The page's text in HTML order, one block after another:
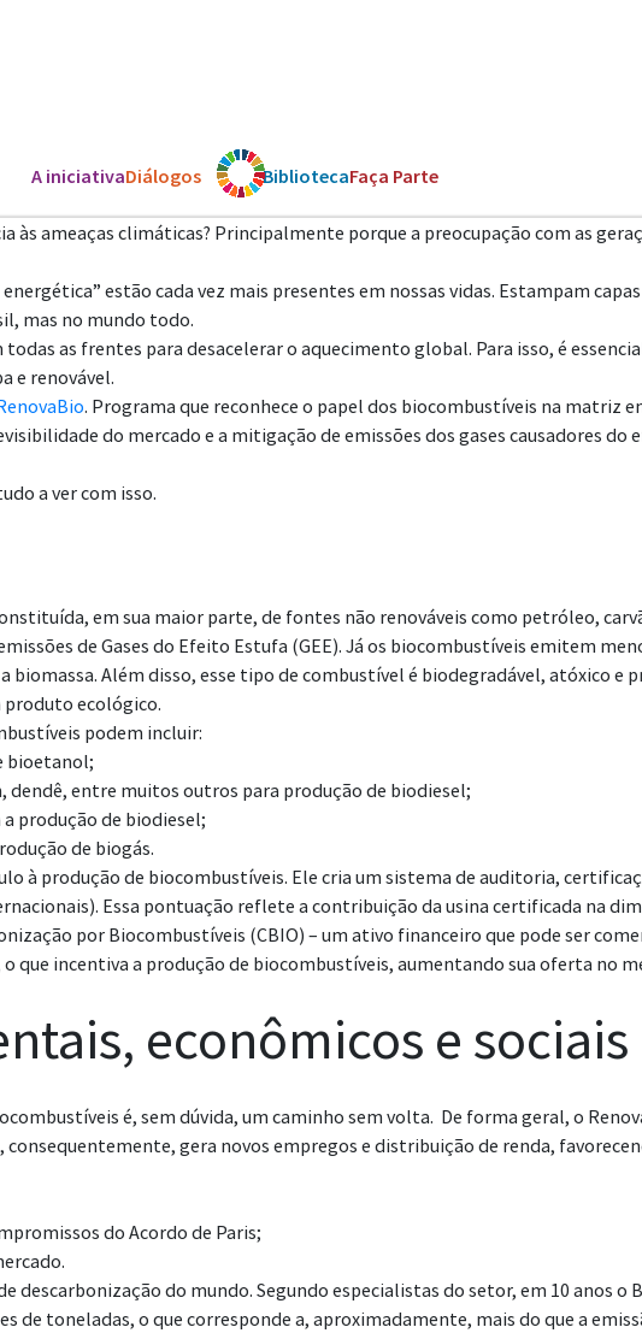
A iniciativaDiálogos Os ODSBibliotecaFaça Parte
às ameaças climáticas? Principalmente porque a preocupação com as
estão cada vez mais presentes em nossas vidas. Estampam
mas no mundo todo.
as frentes para desacelerar o aquecimento global. Para isso, é
e renovável.
. Programa que reconhece o papel dos biocombustíveis na matriz
do mercado e a mitigação de emissões dos gases causadores do
a ver com isso.
em sua maior parte, de fontes não renováveis como petróleo,
de Gases do Efeito Estufa (GEE). Já os biocombustíveis emitem
biomassa. Além disso, esse tipo de combustível é biodegradável, atóxico e
ecológico.
podem incluir:
bioetanol;
dendê, entre muitos outros para produção de biodiesel;
produção de biodiesel;
de biogás.
à produção de biocombustíveis. Ele cria um sistema de auditoria,
Essa pontuação reflete a contribuição da usina certificada na
por Biocombustíveis (CBIO) – um ativo financeiro que pode ser
o que incentiva a produção de biocombustíveis, aumentando sua oferta no
econômicos e sociais
é, sem dúvida, um caminho sem volta. De forma geral, o
gera novos empregos e distribuição de renda,
do Acordo de Paris;
descarbonização do mundo. Segundo especialistas do setor, em 10 anos
de toneladas, o que corresponde a, aproximadamente, mais do que a